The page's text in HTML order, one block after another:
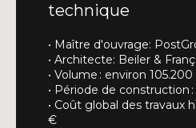
technique
• Maître d'ouvrage:
• Architecte: Beiler &
• Volume : environ
• Période de construction :
• Coût global des travaux
€